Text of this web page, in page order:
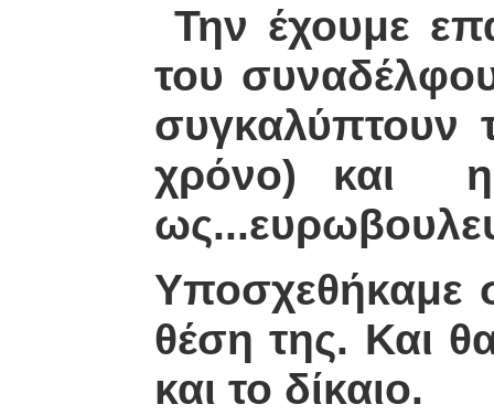
Την έχουμε
του
συγκαλύπτουν
χρόνο) και η
Υποσχεθήκαμε
θέση της. Και
και το δίκαιο.